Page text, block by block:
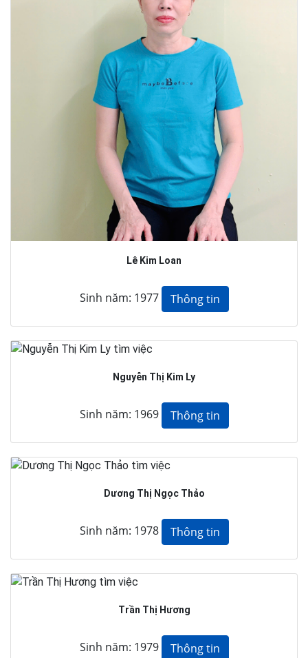
Lê Kim Loan
Sinh năm: 1977 Thông tin
Nguyễn Thị Kim Ly
Sinh năm: 1969 Thông tin
Dương Thị Ngọc Thảo
Sinh năm: 1978 Thông tin
Trần Thị Hương
Sinh năm: 1979 Thông tin